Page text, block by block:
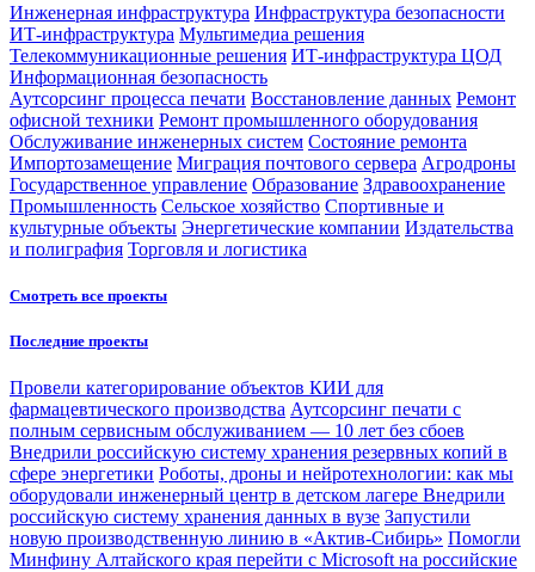
Инженерная инфраструктура Инфраструктура безопасности
ИТ-инфраструктура Мультимедиа решения
Телекоммуникационные решения ИТ-инфраструктура ЦОД
Информационная безопасность
Аутсорсинг процесса печати Восстановление данных Ремонт
офисной техники Ремонт промышленного оборудования
Обслуживание инженерных систем Состояние ремонта
Импортозамещение Миграция почтового сервера Агродроны
Государственное управление Образование Здравоохранение
Промышленность Сельское хозяйство Спортивные и
культурные объекты Энергетические компании Издательства
и полиграфия Торговля и логистика
Смотреть все проекты
Последние проекты
Провели категорирование объектов КИИ для
фармацевтического производства Аутсорсинг печати с
полным сервисным обслуживанием — 10 лет без сбоев
Внедрили российскую систему хранения резервных копий в
сфере энергетики Роботы, дроны и нейротехнологии: как мы
оборудовали инженерный центр в детском лагере Внедрили
российскую систему хранения данных в вузе Запустили
новую производственную линию в «Актив-Сибирь» Помогли
Минфину Алтайского края перейти с Microsoft на российские